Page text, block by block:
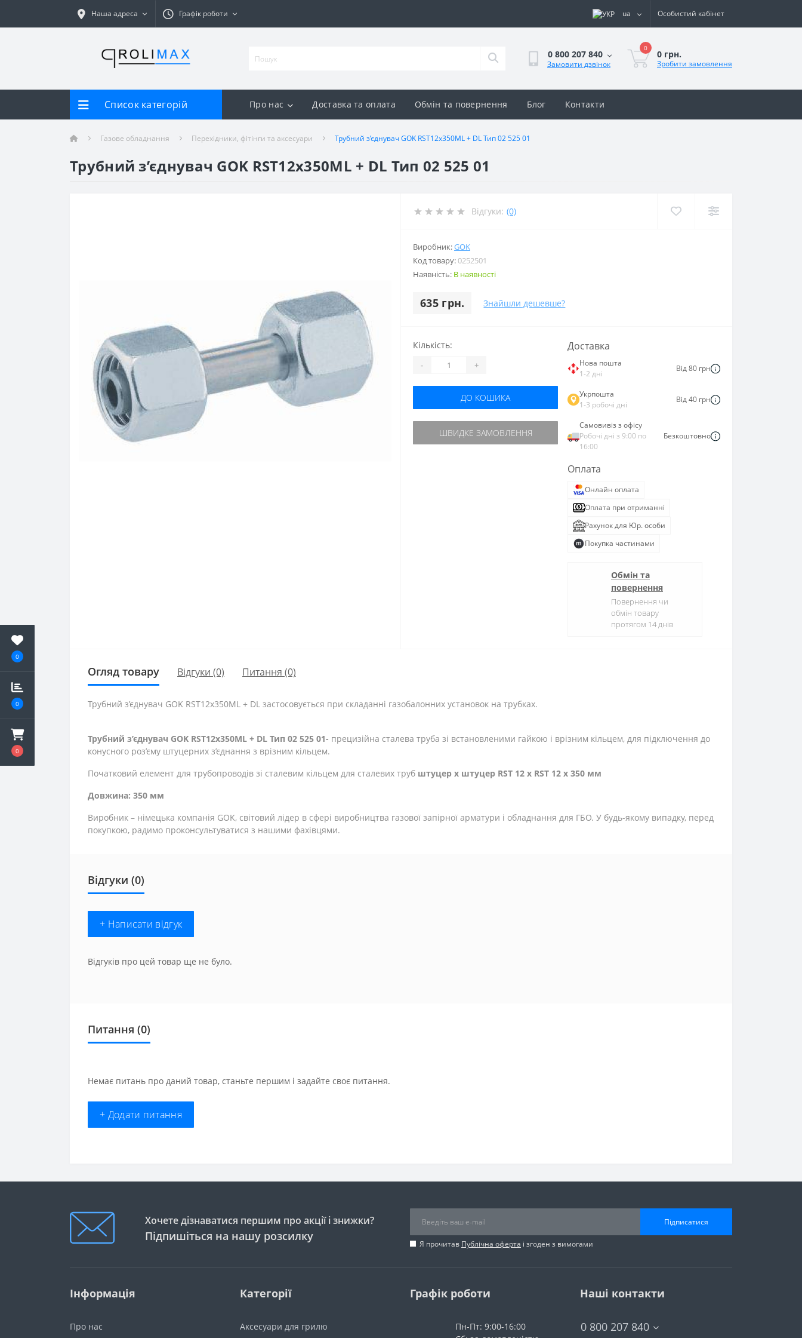
0
0
0
Наша адреса Графік роботи ua Особистий кабінет
0 800 207 840
Замовити дзвінок
0
0 грн.
Зробити замовлення
Список категорій Про нас Доставка та оплата Обмін та повернення Блог Контакти
Газове обладнання Перехідники, фітінги та аксесуари Трубний з’єднувач GOK RST12x350ML + DL Тип 02 525 01
Трубний з’єднувач GOK RST12x350ML + DL Тип 02 525 01
Відгуки: (0)
Виробник:GOK
Код товару:0252501
Наявність: В наявності
635 грн. Знайшли дешевше?
Кількість:
- +
ДО КОШИКА
ШВИДКЕ ЗАМОВЛЕННЯ
Доставка
Нова пошта
1-2 дні
Від 80 грн
Укрпошта
1-3 робочі дні
Від 40 грн
Самовивіз з офісу
Робочі дні з 9:00 по
16:00
Безкоштовно
Оплата
Онлайн оплата
Оплата при отриманні
Рахунок для Юр. особи
Покупка частинами
Обмін та
повернення
Повернення чи
обмін товару
протягом 14 днів
Огляд товару Відгуки (0) Питання (0)
Трубний з’єднувач GOK RST12x350ML + DL застосовується при складанні газобалонних установок на трубках.
Трубний з’єднувач GOK RST12x350ML + DL Тип 02 525 01- прецизійна сталева труба зі встановленими гайкою і врізним кільцем, для підключення до
конусного роз’єму штуцерних з’єднання з врізним кільцем.
Початковий елемент для трубопроводів зі сталевим кільцем для сталевих труб штуцер x штуцер RST 12 x RST 12 x 350 мм
Довжина: 350 мм
Виробник – німецька компанія GOK, світовий лідер в сфері виробництва газової запірної арматури і обладнання для ГБО. У будь-якому випадку, перед
покупкою, радимо проконсультуватися з нашими фахівцями.
Відгуки (0)
+ Написати відгук
Відгуків про цей товар ще не було.
Питання (0)
Немає питань про даний товар, станьте першим і задайте своє питання.
+ Додати питання
Хочете дізнаватися першим про акції і знижки?
Підпишіться на нашу розсилку
Підписатися
Я прочитав Публічна оферта і згоден з вимогами
Інформація
Про нас
Категорії
Аксесуари для грилю
Графік роботи
Пн-Пт: 9:00-16:00
Наші контакти
0 800 207 840